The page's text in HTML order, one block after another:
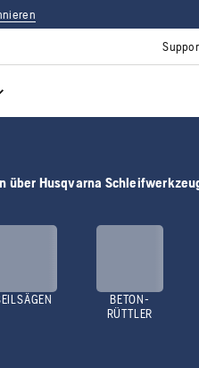
über Husqvarna
BETON-
RÜTTLER